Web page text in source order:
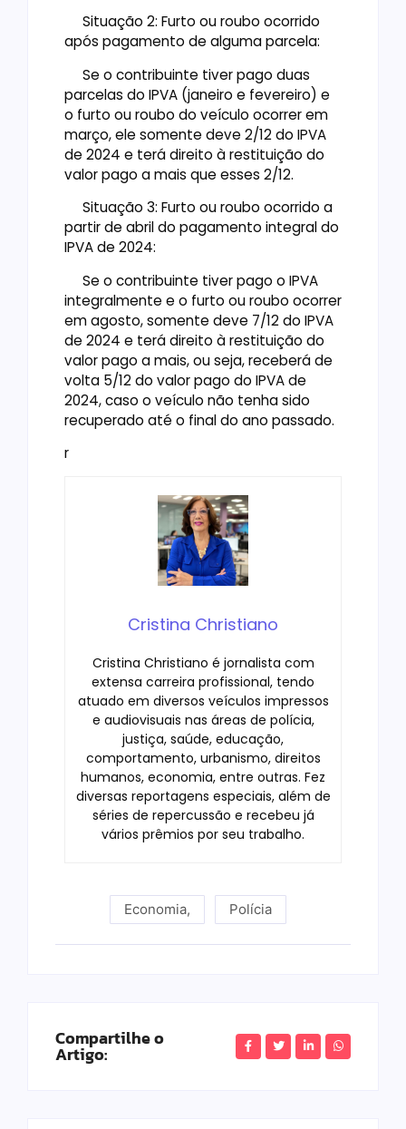
Situação 2: Furto ou roubo ocorrido
após pagamento de alguma parcela:
Se o contribuinte tiver pago duas
parcelas do IPVA (janeiro e fevereiro) e
o furto ou roubo do veículo ocorrer em
março, ele somente deve 2/12 do IPVA
de 2024 e terá direito à restituição do
valor pago a mais que esses 2/12.
Situação 3: Furto ou roubo ocorrido a
partir de abril do pagamento integral do
IPVA de 2024:
Se o contribuinte tiver pago o IPVA
integralmente e o furto ou roubo ocorrer
em agosto, somente deve 7/12 do IPVA
de 2024 e terá direito à restituição do
valor pago a mais, ou seja, receberá de
volta 5/12 do valor pago do IPVA de
2024, caso o veículo não tenha sido
recuperado até o final do ano passado.
r
Cristina Christiano
Cristina Christiano é jornalista com
extensa carreira profissional, tendo
atuado em diversos veículos impressos
e audiovisuais nas áreas de polícia,
justiça, saúde, educação,
comportamento, urbanismo, direitos
humanos, economia, entre outras. Fez
diversas reportagens especiais, além de
séries de repercussão e recebeu já
vários prêmios por seu trabalho.
Economia, Polícia
Compartilhe o
Artigo: